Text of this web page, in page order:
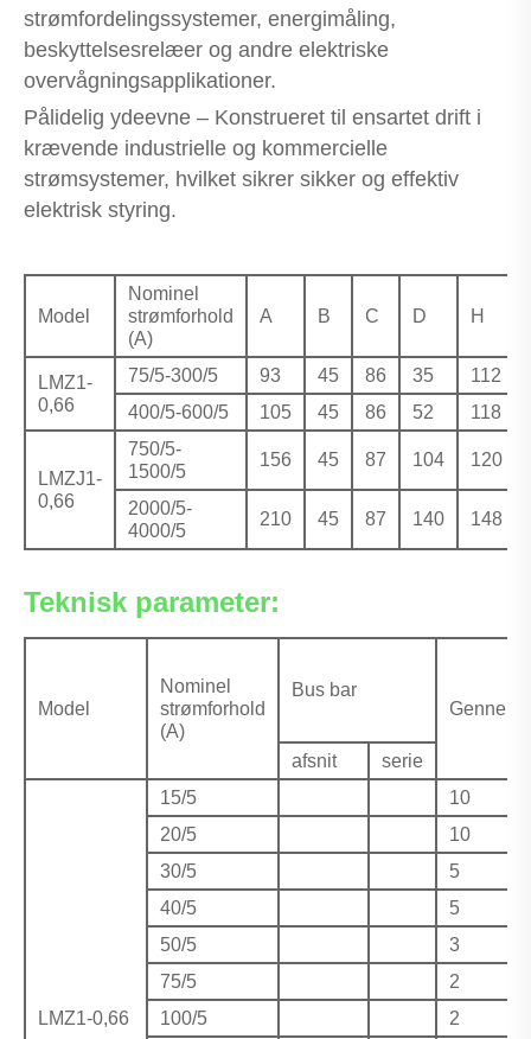
strømfordelingssystemer, energimåling,
beskyttelsesrelæer og andre elektriske
overvågningsapplikationer.
Pålidelig ydeevne – Konstrueret til ensartet drift i
krævende industrielle og kommercielle
strømsystemer, hvilket sikrer sikker og effektiv
elektrisk styring.
Model
Nominel
strømforhold
(A)
A B C D H
LMZ1-
0,66
75/5-300/5 93 45 86 35 112
400/5-600/5
105 45 86 52 118
LMZJ1-
0,66
750/5-
1500/5
156 45 87 104 120
2000/5-
4000/5
210 45 87 140 148
Teknisk parameter:
Model
Nominel
strømforhold
(A)
Bus bar
afsnit serie
LMZ1-0,66
15/5
10
20/5
10
30/5
5
40/5
5
50/5
3
75/5
2
100/5
2